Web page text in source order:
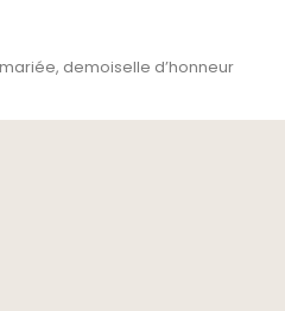
demoiselle d’honneur